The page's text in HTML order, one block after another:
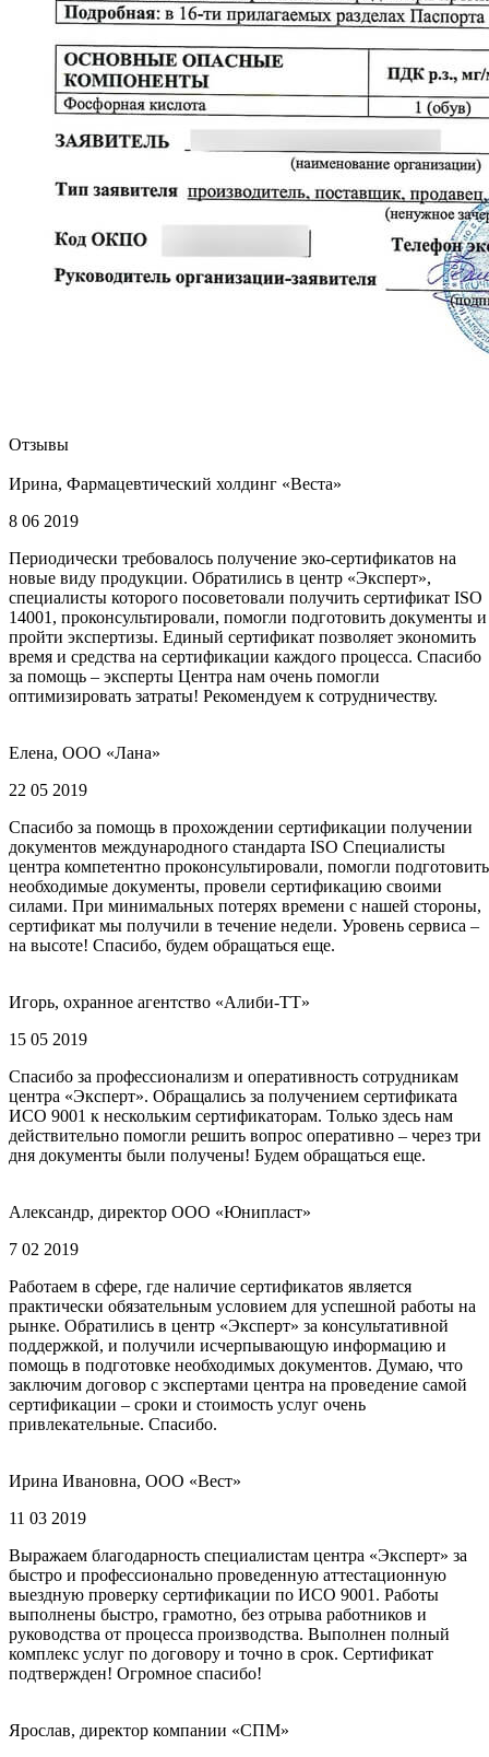
Отзывы
Ирина, Фармацевтический холдинг «Веста»
8 06 2019
Периодически требовалось получение эко-сертификатов на
новые виду продукции. Обратились в центр «Эксперт»,
специалисты которого посоветовали получить сертификат ISO
14001, проконсультировали, помогли подготовить документы и
пройти экспертизы. Единый сертификат позволяет экономить
время и средства на сертификации каждого процесса. Спасибо
за помощь – эксперты Центра нам очень помогли
оптимизировать затраты! Рекомендуем к сотрудничеству.
Елена, ООО «Лана»
22 05 2019
Спасибо за помощь в прохождении сертификации получении
документов международного стандарта ISO Специалисты
центра компетентно проконсультировали, помогли подготовить
необходимые документы, провели сертификацию своими
силами. При минимальных потерях времени с нашей стороны,
сертификат мы получили в течение недели. Уровень сервиса –
на высоте! Спасибо, будем обращаться еще.
Игорь, охранное агентство «Алиби-ТТ»
15 05 2019
Спасибо за профессионализм и оперативность сотрудникам
центра «Эксперт». Обращались за получением сертификата
ИСО 9001 к нескольким сертификаторам. Только здесь нам
действительно помогли решить вопрос оперативно – через три
дня документы были получены! Будем обращаться еще.
Александр, директор ООО «Юнипласт»
7 02 2019
Работаем в сфере, где наличие сертификатов является
практически обязательным условием для успешной работы на
рынке. Обратились в центр «Эксперт» за консультативной
поддержкой, и получили исчерпывающую информацию и
помощь в подготовке необходимых документов. Думаю, что
заключим договор с экспертами центра на проведение самой
сертификации – сроки и стоимость услуг очень
привлекательные. Спасибо.
Ирина Ивановна, ООО «Вест»
11 03 2019
Выражаем благодарность специалистам центра «Эксперт» за
быстро и профессионально проведенную аттестационную
выездную проверку сертификации по ИСО 9001. Работы
выполнены быстро, грамотно, без отрыва работников и
руководства от процесса производства. Выполнен полный
комплекс услуг по договору и точно в срок. Сертификат
подтвержден! Огромное спасибо!
Ярослав, директор компании «СПМ»